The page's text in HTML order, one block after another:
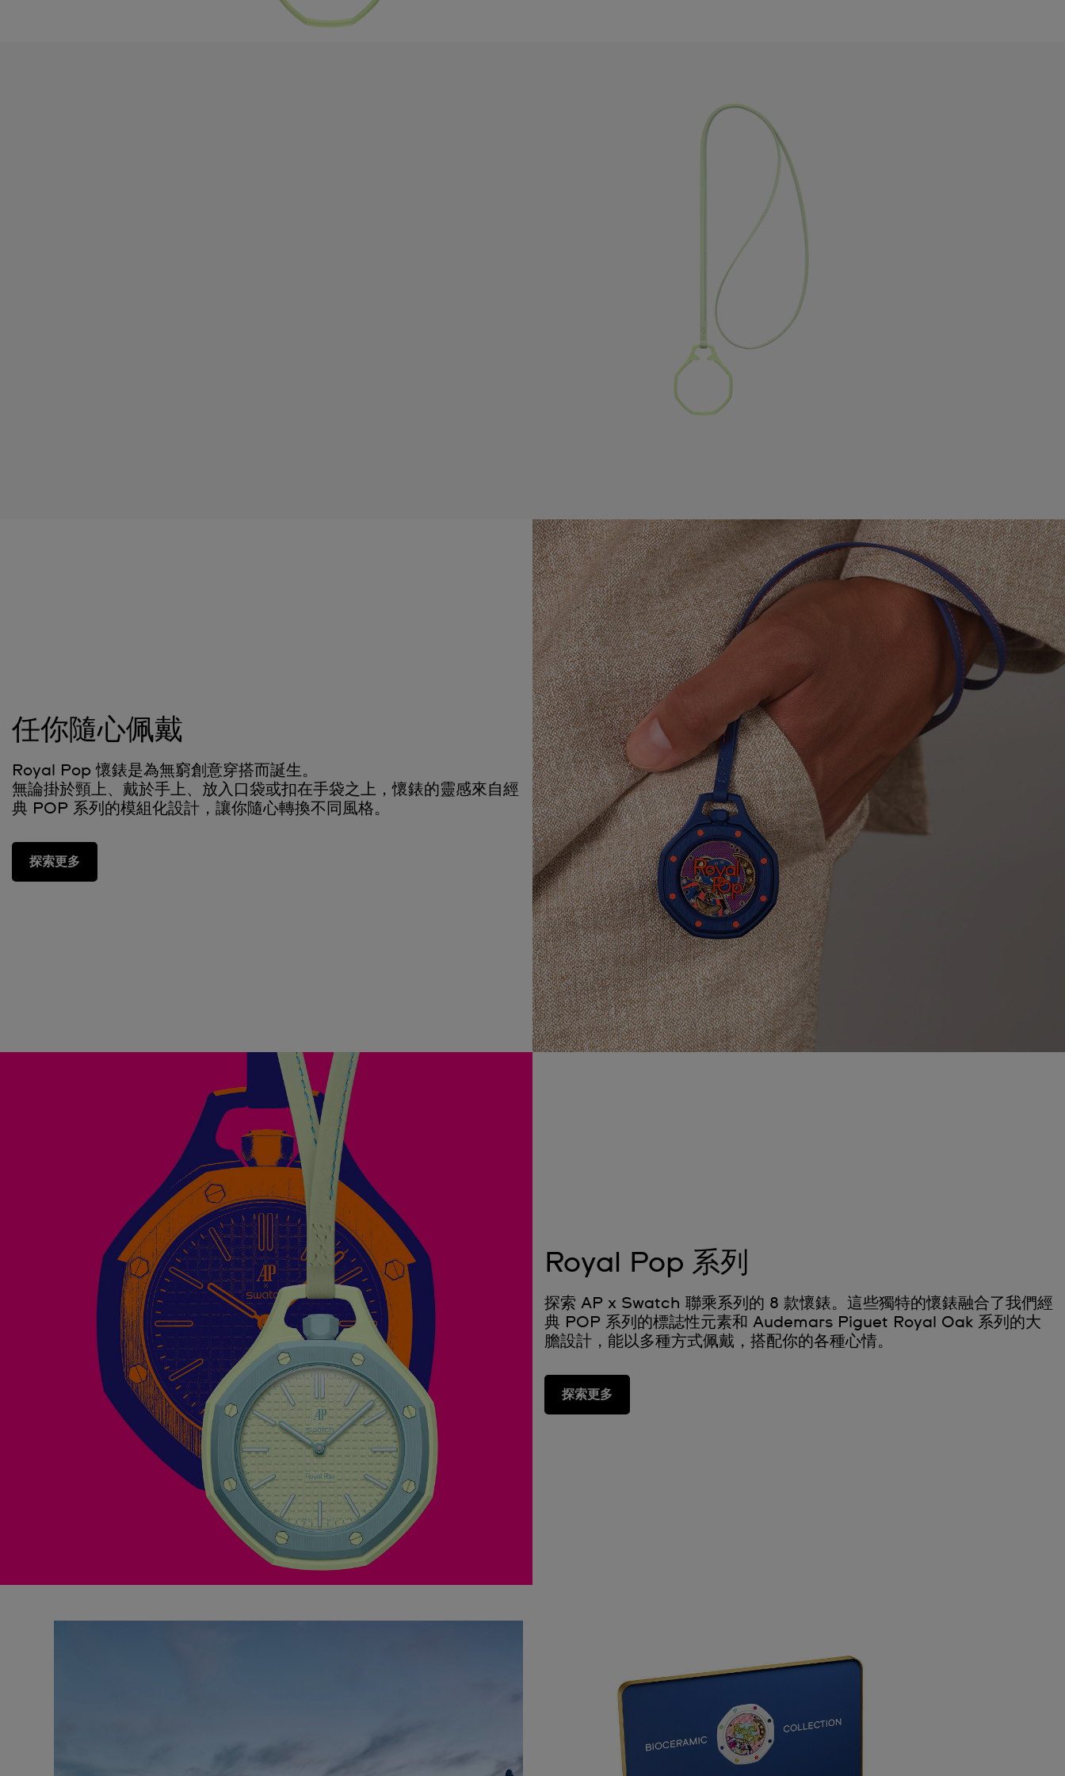
任你隨心佩戴
Royal Pop 懷錶是為無窮創意穿搭而誕生。
無論掛於頸上、戴於手上、放入口袋或扣在手袋之上，懷錶的靈感來自經
典 POP 系列的模組化設計，讓你隨心轉換不同風格。
探索更多
Royal Pop 系列
探索 AP x Swatch 聯乘系列的 8 款懷錶。這些獨特的懷錶融合了我們經
典 POP 系列的標誌性元素和 Audemars Piguet Royal Oak 系列的大
膽設計，能以多種方式佩戴，搭配你的各種心情。
探索更多